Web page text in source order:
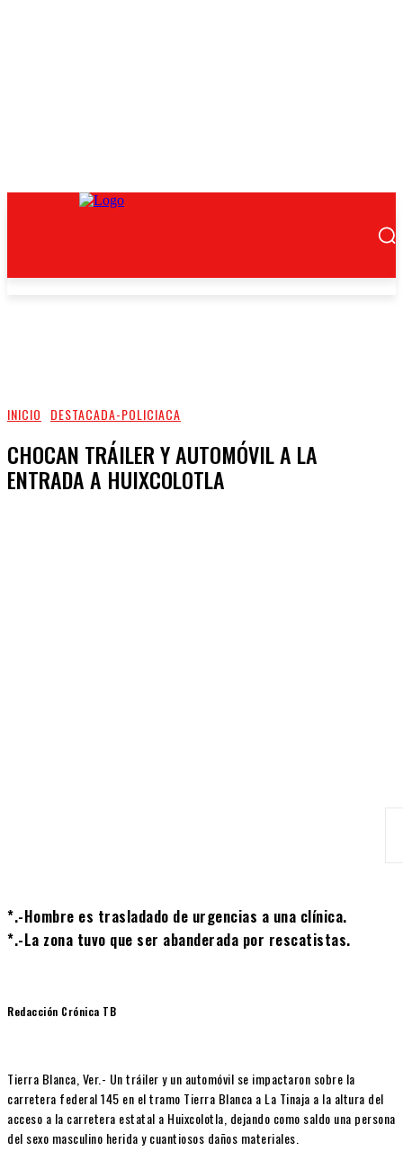
INICIO DESTACADA-POLICIACA
CHOCAN TRÁILER Y AUTOMÓVIL A LA
ENTRADA A HUIXCOLOTLA
*.-Hombre es trasladado de urgencias a una clínica.
*.-La zona tuvo que ser abanderada por rescatistas.
Redacción Crónica TB
Tierra Blanca, Ver.- Un tráiler y un automóvil se impactaron sobre la
carretera federal 145 en el tramo Tierra Blanca a La Tinaja a la altura del
acceso a la carretera estatal a Huixcolotla, dejando como saldo una persona
del sexo masculino herida y cuantiosos daños materiales.